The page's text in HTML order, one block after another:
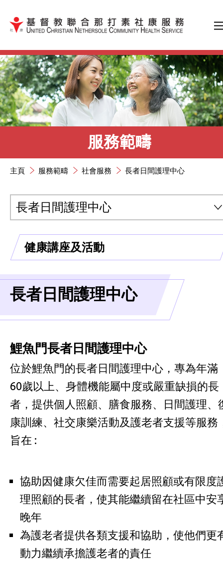
跳到內容（按輸入鍵）
服務範疇
主頁 服務範疇 社會服務 長者日間護理中心
長者日間護理中心
健康講座及活動
長者日間護理中心
鯉魚門長者日間護理中心
位於鯉魚門的長者日間護理中心，專為年滿
60歲以上、身體機能屬中度或嚴重缺損的長
者，提供個人照顧、膳食服務、日間護理、
康訓練、社交康樂活動及護老者支援等服務
旨在 :
協助因健康欠佳而需要起居照顧或有限度
理照顧的長者，使其能繼續留在社區中安
晚年
為護老者提供各類支援和協助，使他們更
動力繼續承擔護老者的責任